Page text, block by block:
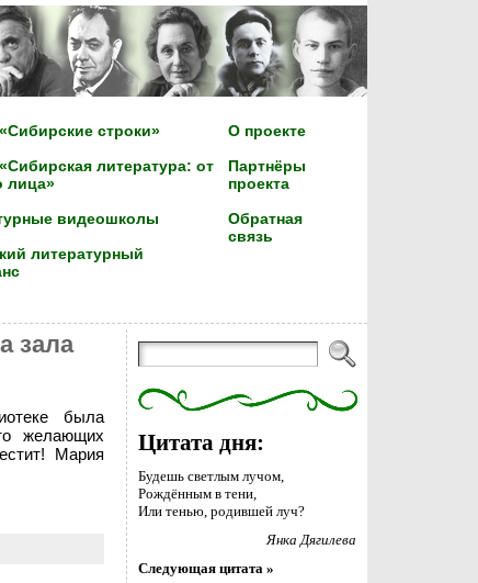
строки»
литература: от
лица»
видеошколы
литературный
О проекте
Партнёры
проекта
Обратная
связь
зала
была
желающих
Мария
Цитата дня:
Будешь светлым лучом,
Рождённым в тени,
Или тенью, родившей луч?
Янка Дягилева
Следующая цитата »